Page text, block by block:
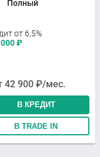
Полный
от 6,5%
₽
42 900 ₽/мес.
В КРЕДИТ
В TRADE IN